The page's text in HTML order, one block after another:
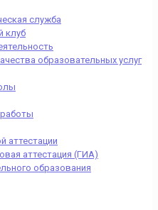
служба
клуб
образовательных услуг
аттестации
аттестация (ГИА)
образования